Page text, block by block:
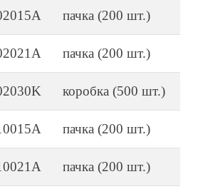
пачка (200 шт.)
пачка (200 шт.)
коробка (500 шт.)
пачка (200 шт.)
пачка (200 шт.)